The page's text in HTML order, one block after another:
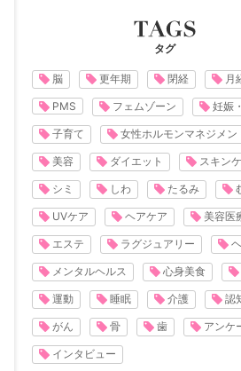
タグ
脳 更年期 閉経 月
PMS フェムゾーン 妊娠
子育て 女性ホルモンマネジメン
美容 ダイエット スキン
シミ しわ たるみ
UVケア ヘアケア 美容医
エステ ラグジュアリー
メンタルヘルス 心身美食
運動 睡眠 介護 認
がん 骨 歯 アンケ
インタビュー